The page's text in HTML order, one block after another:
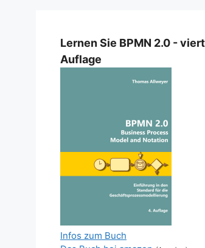
Lernen Sie BPMN 2.0 -
Auflage
Infos zum Buch